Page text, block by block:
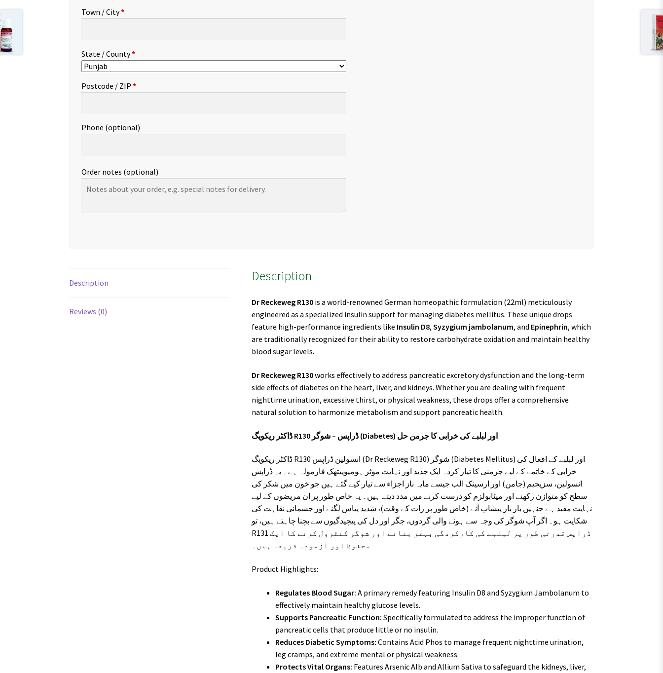
etc.(optional)
Town / City*
State / County*
Postcode / ZIP*
Phone (optional)
Order notes (optional)
Description
Reviews (0)
Description
Dr Reckeweg R130 is a world-renowned German homeopathic formulation (22ml) meticulously
engineered as a specialized insulin support for managing diabetes mellitus. These unique drops
feature high-performance ingredients like Insulin D8,Syzygium jambolanum, and Epinephrin, which
are traditionally recognized for their ability to restore carbohydrate oxidation and maintain healthy
blood sugar levels.
Dr Reckeweg R130works effectively to address pancreatic excretory dysfunction and the long-term
side effects of diabetes on the heart, liver, and kidneys. Whether you are dealing with frequent
nighttime urination, excessive thirst, or physical weakness, these drops offer a comprehensive
natural solution to harmonize metabolism and support pancreatic health.
ڈاکٹر ریکویگ R130 ڈراپس – شوگر (Diabetes) اور لبلبے کی خرابی کا جرمن حل
ڈاکٹر ریکویگ R130 انسولین ڈراپس (Dr Reckeweg R130) شوگر (Diabetes Mellitus) اور لبلبے کے افعال کی
خرابی کے خاتمے کے لیے جرمنی کا تیار کردہ ایک جدید اور نہایت موثر ہومیوپیتھک فارمولہ ہے۔ یہ ڈراپس
انسولین، سزیجیم (جامن) اور ارسینک الب جیسے مایہ ناز اجزاء سے تیار کیے گئے ہیں جو خون میں شکر کی
سطح کو متوازن رکھنے اور میٹابولزم کو درست کرنے میں مدد دیتے ہیں۔ یہ خاص طور پر ان مریضوں کے لیے
نہایت مفید ہے جنہیں بار بار پیشاب آنے (خاص طور پر رات کے وقت)، شدید پیاس لگنے اور جسمانی نقاہت کی
شکایت ہو۔ اگر آپ شوگر کی وجہ سے ہونے والی گردوں، جگر اور دل کی پیچیدگیوں سے بچنا چاہتے ہیں، تو
R131 ڈراپس قدرتی طور پر لبلبے کی کارکردگی بہتر بنانے اور شوگر کنٹرول کرنے کا ایک
محفوظ اور آزمودہ ذریعہ ہیں۔
Product Highlights:
Regulates Blood Sugar: A primary remedy featuring Insulin D8 and Syzygium Jambolanum to
effectively maintain healthy glucose levels.
Supports Pancreatic Function: Specifically formulated to address the improper function of
pancreatic cells that produce little or no insulin.
Reduces Diabetic Symptoms: Contains Acid Phos to manage frequent nighttime urination,
leg cramps, and extreme mental or physical weakness.
Protects Vital Organs: Features Arsenic Alb and Allium Sativa to safeguard the kidneys, liver,